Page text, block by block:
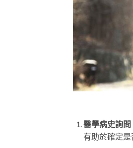
醫學病史詢問
有助於確定